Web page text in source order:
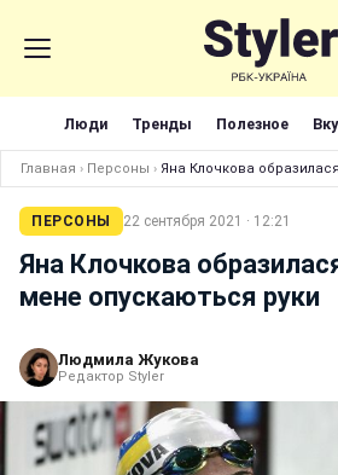
Люди Тренды Полезное
Главная › Персоны › Яна Клочкова
ПЕРСОНЫ 22 сентября 2021 · 12:21
Яна Клочкова
мене опускаються руки
Людмила Жукова
Редактор Styler